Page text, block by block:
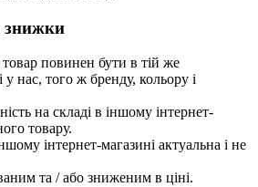
знижки
повинен бути в тій же
у нас, того ж бренду, кольору і
на складі в іншому інтернет-
товару.
інтернет-магазині актуальна і не
та / або зниженим в ціні.